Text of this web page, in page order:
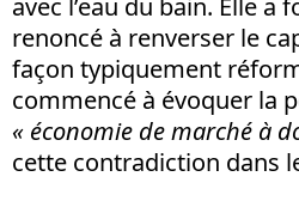
avec l’eau du bain. Elle a
renoncé à renverser le
façon typiquement
commencé à évoquer la
« économie de marché à
cette contradiction dans